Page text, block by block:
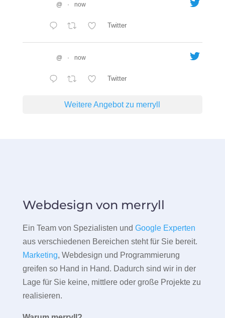
@ · now
Twitter
@ · now
Twitter
Weitere Angebot zu merryll
Webdesign von merryll
Ein Team von Spezialisten und Google Experten
aus verschiedenen Bereichen steht für Sie bereit.
Marketing, Webdesign und Programmierung
greifen so Hand in Hand. Dadurch sind wir in der
Lage für Sie keine, mittlere oder große Projekte zu
realisieren.